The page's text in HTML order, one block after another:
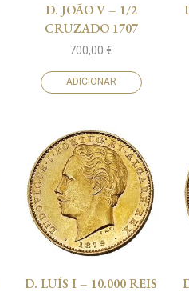
D. JOÃO V – 1/2
CRUZADO 1707
700,00€
ADICIONAR
D. LUÍS I – 10.000 REIS